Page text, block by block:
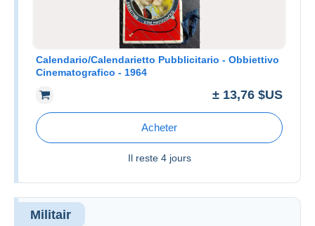
Calendario/Calendarietto Pubblicitario - Obbiettivo
Cinematografico - 1964
± 13,76 $US
Acheter
Il reste 4 jours
Militair